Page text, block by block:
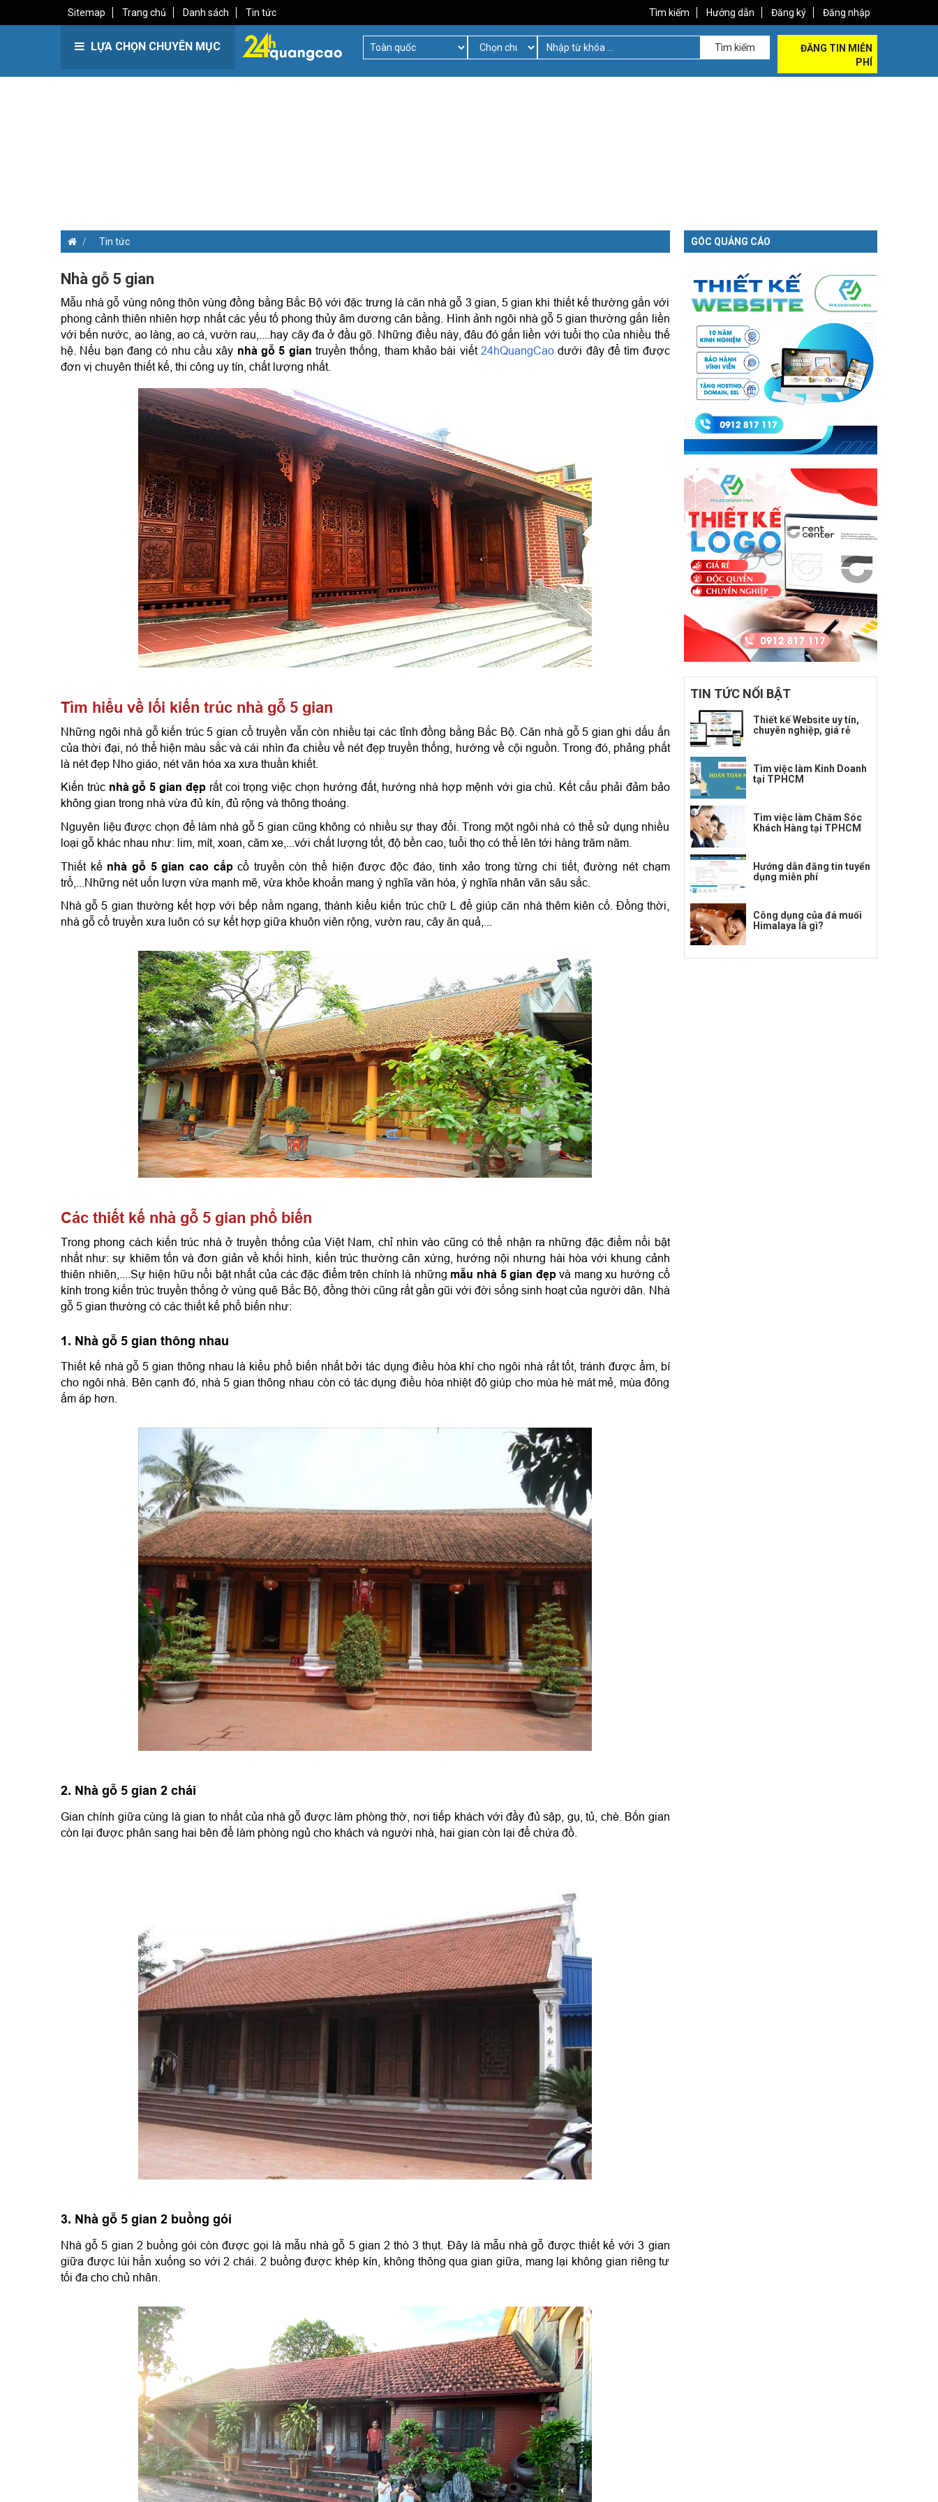
Sitemap Trang chủ Danh sách Tin tức Tìm kiếm Hướng dẫn Đăng ký Đăng nhập
LỰA CHỌN CHUYÊN MỤC Tìm kiếm
ĐĂNG TIN MIỄN
PHÍ
Tin tức
Nhà gỗ 5 gian
Mẫu nhà gỗ vùng nông thôn vùng đồng bằng Bắc Bộ với đặc trưng là căn nhà gỗ 3 gian, 5 gian khi thiết kế thường gắn với
phong cảnh thiên nhiên hợp nhất các yếu tố phong thủy âm dương cân bằng. Hình ảnh ngôi nhà gỗ 5 gian thường gắn liền
với bến nước, ao làng, ao cá, vườn rau,....hay cây đa ở đầu gõ. Những điều này, đâu đó gắn liền với tuổi thọ của nhiều thế
hệ. Nếu bạn đang có nhu cầu xây nhà gỗ 5 gian truyền thống, tham khảo bài viết 24hQuangCao dưới đây để tìm được
đơn vị chuyên thiết kế, thi công uy tín, chất lượng nhất.
Tìm hiểu về lối kiến trúc nhà gỗ 5 gian
Những ngôi nhà gỗ kiến trúc 5 gian cổ truyền vẫn còn nhiều tại các tỉnh đồng bằng Bắc Bộ. Căn nhà gỗ 5 gian ghi dấu ấn
của thời đại, nó thể hiện màu sắc và cái nhìn đa chiều về nét đẹp truyền thống, hướng về cội nguồn. Trong đó, phảng phất
là nét đẹp Nho giáo, nét văn hóa xa xưa thuần khiết.
Kiến trúc nhà gỗ 5 gian đẹp rất coi trọng việc chọn hướng đất, hướng nhà hợp mệnh với gia chủ. Kết cấu phải đảm bảo
không gian trong nhà vừa đủ kín, đủ rộng và thông thoáng.
Nguyên liệu được chọn để làm nhà gỗ 5 gian cũng không có nhiều sự thay đổi. Trong một ngôi nhà có thể sử dụng nhiều
loại gỗ khác nhau như: lim, mít, xoan, căm xe,...với chất lượng tốt, độ bền cao, tuổi thọ có thể lên tới hàng trăm năm.
Thiết kế nhà gỗ 5 gian cao cấp cổ truyền còn thể hiện được độc đáo, tinh xảo trong từng chi tiết, đường nét chạm
trổ,...Những nét uốn lượn vừa mạnh mẽ, vừa khỏe khoắn mang ý nghĩa văn hóa, ý nghĩa nhân văn sâu sắc.
Nhà gỗ 5 gian thường kết hợp với bếp nằm ngang, thành kiểu kiến trúc chữ L để giúp căn nhà thêm kiên cố. Đồng thời,
nhà gỗ cổ truyền xưa luôn có sự kết hợp giữa khuôn viên rộng, vườn rau, cây ăn quả,...
Các thiết kế nhà gỗ 5 gian phổ biến
Trong phong cách kiến trúc nhà ở truyền thống của Việt Nam, chỉ nhìn vào cũng có thể nhận ra những đặc điểm nổi bật
nhất như: sự khiêm tốn và đơn giản về khối hình, kiến trúc thường cân xứng, hướng nội nhưng hài hòa với khung cảnh
thiên nhiên,....Sự hiện hữu nổi bật nhất của các đặc điểm trên chính là những mẫu nhà 5 gian đẹp và mang xu hướng cổ
kính trong kiến trúc truyền thống ở vùng quê Bắc Bộ, đồng thời cũng rất gần gũi với đời sống sinh hoạt của người dân.
Nhà
gỗ 5 gian thường có các thiết kế phổ biến như:
1. Nhà gỗ 5 gian thông nhau
Thiết kế nhà gỗ 5 gian thông nhau là kiểu phổ biến nhất bởi tác dụng điều hòa khí cho ngôi nhà rất tốt, tránh được ẩm, bí
cho ngôi nhà. Bên cạnh đó, nhà 5 gian thông nhau còn có tác dụng điều hòa nhiệt độ giúp cho mùa hè mát mẻ, mùa đông
ấm áp hơn.
2. Nhà gỗ 5 gian 2 chái
Gian chính giữa cùng là gian to nhất của nhà gỗ được làm phòng thờ, nơi tiếp khách với đầy đủ sập, gụ, tủ, chè. Bốn gian
còn lại được phân sang hai bên để làm phòng ngủ cho khách và người nhà, hai gian còn lại để chứa đồ.
3. Nhà gỗ 5 gian 2 buồng gói
Nhà gỗ 5 gian 2 buồng gói còn được gọi là mẫu nhà gỗ 5 gian 2 thò 3 thụt. Đây là mẫu nhà gỗ được thiết kế với 3 gian
giữa được lùi hẳn xuống so với 2 chái. 2 buồng được khép kín, không thông qua gian giữa, mang lại không gian riêng tư
tối đa cho chủ nhân.
GÓC QUẢNG CÁO
TIN TỨC NỔI BẬT
Thiết kế Website uy tín,
chuyên nghiệp, giá rẻ
Tìm việc làm Kinh Doanh
tại TPHCM
Tìm việc làm Chăm Sóc
Khách Hàng tại TPHCM
Hướng dẫn đăng tin tuyển
dụng miễn phí
Công dụng của đá muối
Himalaya là gì?